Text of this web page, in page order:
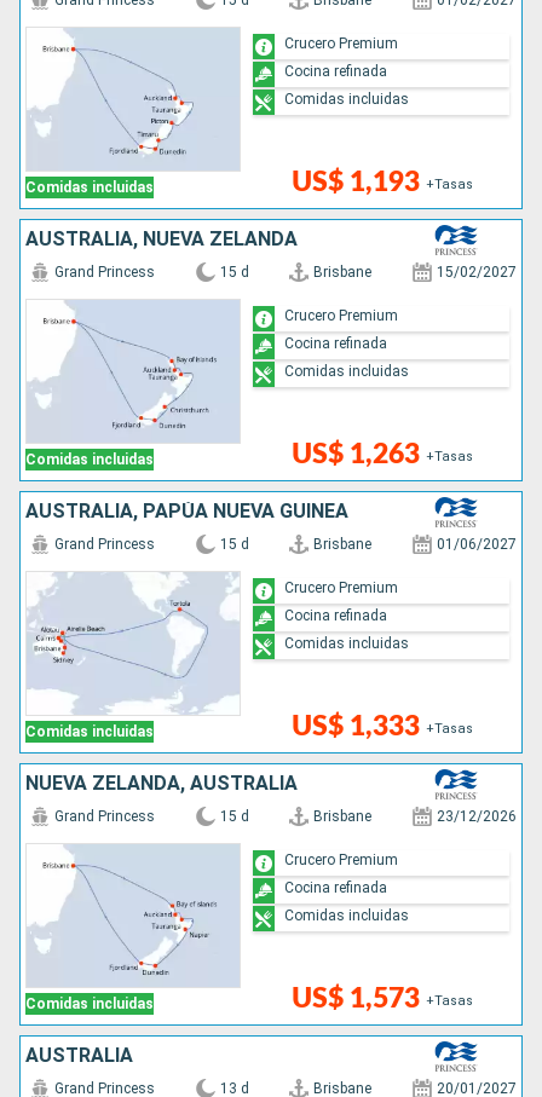
Comidas incluidas US$ 1,193 +Tasas
Crucero Premium
Cocina refinada
Comidas incluidas
AUSTRALIA, NUEVA ZELANDA
Comidas incluidas
Grand Princess 15 d Brisbane 15/02/2027
US$ 1,263 +Tasas
Crucero Premium
Cocina refinada
Comidas incluidas
AUSTRALIA, PAPÚA NUEVA GUINEA
Comidas incluidas
Grand Princess 15 d Brisbane 01/06/2027
US$ 1,333 +Tasas
Crucero Premium
Cocina refinada
Comidas incluidas
NUEVA ZELANDA, AUSTRALIA
Comidas incluidas
Grand Princess 15 d Brisbane 23/12/2026
US$ 1,573 +Tasas
Crucero Premium
Cocina refinada
Comidas incluidas
AUSTRALIA
Grand Princess 13 d Brisbane 20/01/2027